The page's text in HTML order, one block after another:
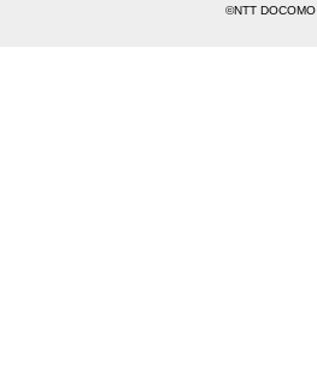
©NTT DOCOMO